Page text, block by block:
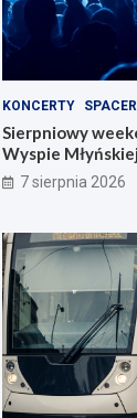
KONCERTY
Sierpniowy
Wyspie
7 sierpnia 2026